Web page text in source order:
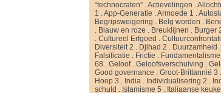
“technocraten” .Actievelingen .
1 .App-Generatie .Armoede 1 .
Begripsweigering . Belg worden .
. Blauw en roze . Breuklijnen . Burger
.Cultureel Erfgoed .
Diversiteit 2 . Djihad 2 . Duurzamheid .
Falsificatie . Frictie .
68 .Geloof.Geloofsverschuiving .
Good governance .Groot-Brittannië 3 .
Hoop 3 . India . Individualisering 2 .
schuld . Islamisme 5 . Italiaanse